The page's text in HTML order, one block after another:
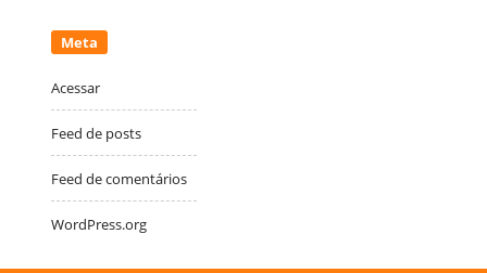
Meta
Acessar
Feed de posts
Feed de comentários
WordPress.org